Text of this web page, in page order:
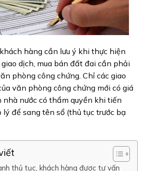
hàng cần lưu ý khi thực hiện
dịch, mua bán đất đai cần phải
phòng công chứng. Chỉ các giao
văn phòng công chứng mới có giá
nhà nước có thẩm quyền khi tiến
để sang tên sổ (thủ tục trước bạ
thủ tục, khách hàng được tư vấn